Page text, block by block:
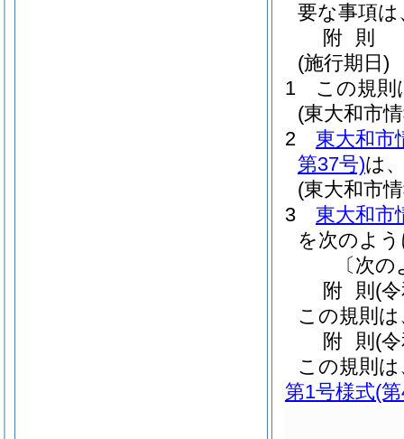
要な事項
附 則
(施行期日)
1
この規則
(東大和市
2
東大和市
第37号)は
(東大和市
3
東大和市
を次のよ
〔次
附 則 (
この規則
附 則 (
この規則
第1号様式(